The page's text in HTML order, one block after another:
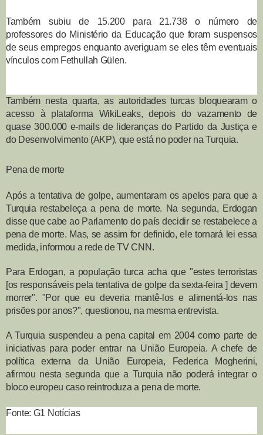
Também subiu de 15.200 para 21.738 o número de
professores do Ministério da Educação que foram suspensos
de seus empregos enquanto averiguam se eles têm eventuais
vínculos com Fethullah Gülen.
Também nesta quarta, as autoridades turcas bloquearam o
acesso à plataforma WikiLeaks, depois do vazamento de
quase 300.000 e-mails de lideranças do Partido da Justiça e
do Desenvolvimento (AKP), que está no poder na Turquia.
Pena de morte
Após a tentativa de golpe, aumentaram os apelos para que a
Turquia restabeleça a pena de morte. Na segunda, Erdogan
disse que cabe ao Parlamento do país decidir se restabelece a
pena de morte. Mas, se assim for definido, ele tornará lei essa
medida, informou a rede de TV CNN.
Para Erdogan, a população turca acha que "estes terroristas
[os responsáveis pela tentativa de golpe da sexta-feira ] devem
morrer". "Por que eu deveria mantê-los e alimentá-los nas
prisões por anos?", questionou, na mesma entrevista.
A Turquia suspendeu a pena capital em 2004 como parte de
iniciativas para poder entrar na União Europeia. A chefe de
política externa da União Europeia, Federica Mogherini,
afirmou nesta segunda que a Turquia não poderá integrar o
bloco europeu caso reintroduza a pena de morte.
Fonte: G1 Notícias